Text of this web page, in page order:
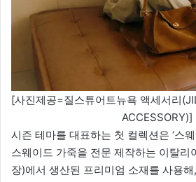
[사진제공=질스튜어트뉴욕 액세서리
ACCESSORY)]
시즌 테마를 대표하는 첫 컬렉션은 ‘스
스웨이드 가죽을 전문 제작하는 이탈리
장)에서 생산된 프리미엄 소재를 사용